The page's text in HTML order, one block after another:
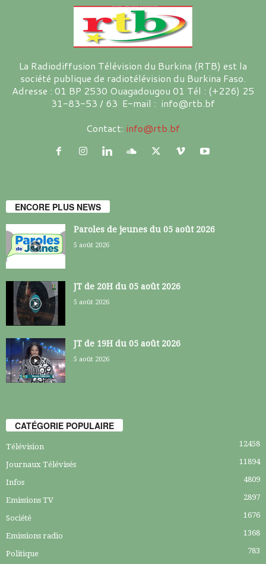
La Radiodiffusion Télévision du Burkina (RTB) est la
société publique de radiotélévision du Burkina Faso.
Adresse : 01 BP 2530 Ouagadougou 01 Tél : (+226) 25
31-83-53 / 63 E-mail : info@rtb.bf
Contact: info@rtb.bf
ENCORE PLUS NEWS
Paroles de jeunes du 05 août 2026
5 août 2026
JT de 20H du 05 août 2026
5 août 2026
JT de 19H du 05 août 2026
5 août 2026
CATÉGORIE POPULAIRE
Télévision 12458
Journaux Télévisés 11894
Infos 4809
Emissions TV 2897
Société 1676
Emissions radio 1368
Politique 783